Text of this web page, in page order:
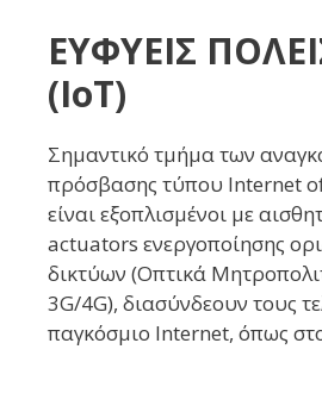
ΕΥΦΥΕΙΣ
(IoT)
Σημαντικό τμήμα των
πρόσβασης τύπου Internet
είναι εξοπλισμένοι με
actuators ενεργοποίησης
δικτύων (Οπτικά
3G/4G), διασύνδεουν τους
παγκόσμιο Internet, όπως